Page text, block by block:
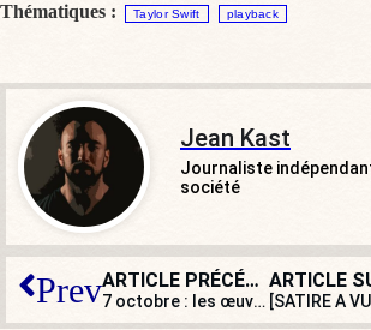
Thématiques : Taylor Swift playback
Jean Kast
Journaliste
société
Prev ARTICLE PRÉCÉDENT
7 octobre : les œuvres de P. Relkin dénoncent « la barbarie toujours vivante »